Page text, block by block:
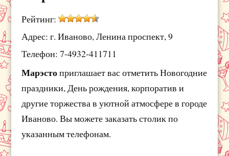
Рейтинг:
Адрес: г. Иваново, Ленина проспект, 9
Телефон: 7-4932-411711
Марэстоприглашает вас отметить Новогодние
праздники, День рождения, корпоратив и
другие торжества в уютной атмосфере в городе
Иваново. Вы можете заказать столик по
указанным телефонам.